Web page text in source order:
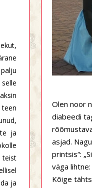
ja
teist
ja
Olen noor
diabeedi
asjad.
printsis“:
väga
Kõige